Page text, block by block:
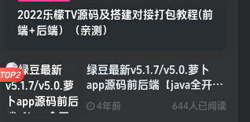
2022乐檬TV源码及搭建对接打包教程(前
端+后端）（亲测）
绿豆最新v5.1.7/v5.0.萝卜
app源码前后端【java全开源
免授权】
4年前 644人已阅读
TOP2